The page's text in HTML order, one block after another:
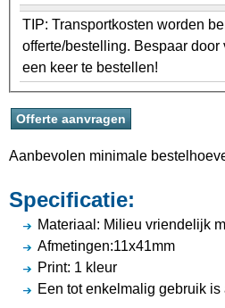
TIP: Transportkosten worden
offerte/bestelling. Bespaar
een keer te bestellen!
Aanbevolen minimale
Specificatie:
Materiaal: Milieu vriendelijk
Afmetingen:11x41mm
Print: 1 kleur
Een tot enkelmalig gebruik is